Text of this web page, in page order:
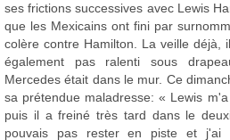
ses frictions successives avec Lewis
que les Mexicains ont fini par
colère contre Hamilton. La veille déjà,
également pas ralenti sous
Mercedes était dans le mur. Ce
sa prétendue maladresse: « Lewis
puis il a freiné très tard dans le
pouvais pas rester en piste et j'ai